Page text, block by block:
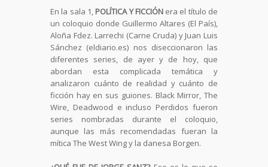
En la sala 1, POLÍTICA Y FICCIÓNera el título de
un coloquio donde Guillermo Altares (El País),
Aloña Fdez. Larrechi (Carne Cruda) y Juan Luis
Sánchez (eldiario.es) nos diseccionaron las
diferentes series, de ayer y de hoy, que
abordan esta complicada temática y
analizaron cuánto de realidad y cuánto de
ficción hay en sus guiones. Black Mirror, The
Wire, Deadwood e incluso Perdidos fueron
series nombradas durante el coloquio,
aunque las más recomendadas fueran la
mítica The West Wing y la danesa Borgen.